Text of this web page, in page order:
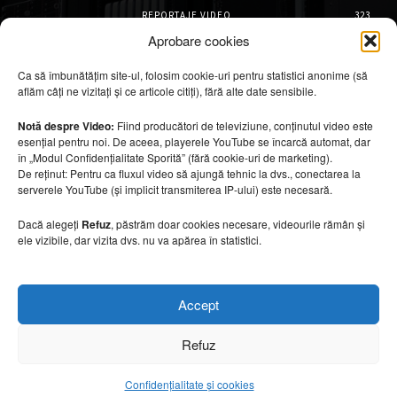
Aprobare cookies
Ca să îmbunătățim site-ul, folosim cookie-uri pentru statistici anonime (să
aflăm câți ne vizitați și ce articole citiți), fără alte date sensibile.
Notă despre Video: Fiind producători de televiziune, conținutul video este
esențial pentru noi. De aceea, playerele YouTube se încarcă automat, dar
în „Modul Confidențialitate Sporită” (fără cookie-uri de marketing).
De reținut: Pentru ca fluxul video să ajungă tehnic la dvs., conectarea la
serverele YouTube (și implicit transmiterea IP-ului) este necesară.
Dacă alegeți Refuz, păstrăm doar cookies necesare, videourile rămân și
ele vizibile, dar vizita dvs. nu va apărea în statistici.
Accept
Refuz
Confidențialitate și cookies
REPORTAJE VIDEO
323
AMENAJĂRI INTERIOARE
126
DESIGN INTERIOR
64
ARHITECTURĂ & DESIGN
OPINII & ANALIZE
43
Articole recomandate
Secretele construirii bungalourilor
6 august 2026
Cum amenajezi curtea pentru seri de vară